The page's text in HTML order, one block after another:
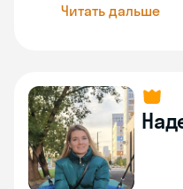
Читать дальше